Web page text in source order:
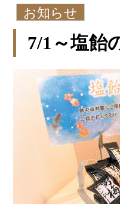
お知らせ
7/1～塩飴